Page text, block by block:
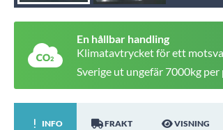
En hållbar handling
Klimatavtrycket för ett
Sverige ut ungefär 7000kg per
INFO FRAKT VISNING